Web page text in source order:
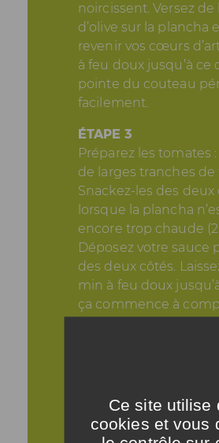
noircissent. Versez de
d’olive sur la plancha
revenir vos cœurs
à feu doux jusqu’à ce
pointe du couteau
facilement.
ÉTAPE 3
Préparez les tomates
de larges tranches de
Snackez-les des deux
lorsque la plancha
encore trop chaude
Déposez votre sauce
des deux côtés.
min à feu doux
ça commence à
dans de l’huile d’olive
côtés environ 3 min/
Ce site utilise
cookies et vous